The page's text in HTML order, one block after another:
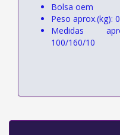
Bolsa oem
Peso aprox.(kg):
Medidas
100/160/10